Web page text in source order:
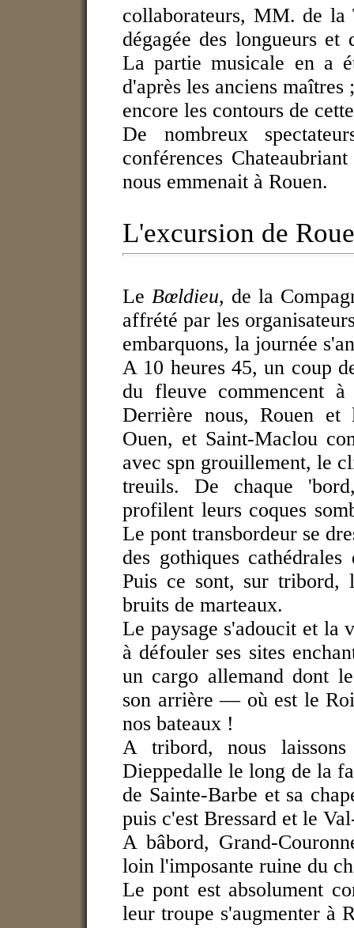
collaborateurs, MM. de la
dégagée des longueurs et
La partie musicale en a
d'après les anciens
encore les contours de
De nombreux
conférences
nous emmenait à Rouen.
L'excursion de
Le Bœldieu, de la
affrété par les
embarquons, la journée
A 10 heures 45, un coup
du fleuve commencent
Derrière nous, Rouen et
Ouen, et Saint-Maclou
avec spn grouillement, le
treuils. De chaque
profilent leurs coques
Le pont transbordeur se
des gothiques
Puis ce sont, sur tribord,
bruits de marteaux.
Le paysage s'adoucit et la
à défouler ses sites
un cargo allemand dont
son arrière — où est le
nos bateaux !
A tribord, nous
Dieppedalle le long de la
de Sainte-Barbe et sa
puis c'est Bressard et le
A bâbord, Grand-
loin l'imposante ruine du
Le pont est absolument
leur troupe s'augmenter à